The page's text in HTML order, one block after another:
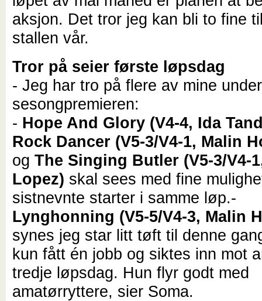
aksjon. Det tror jeg kan bli to fine
stallen vår.
Tror på seier første løpsdag
- Jeg har tro på flere av mine under
sesongpremieren:
- Hope And Glory (V4-4, Ida
Rock Dancer (V5-3/V4-1, Malin
ogThe Singing Butler (V5-3/V4-
Lopez) skal sees med fine
sistnevnte starter i samme løp.-
Lynghonning (V5-5/V4-3, Malin
synes jeg star litt tøft til denne
kun fått én jobb og siktes inn mot
tredje løpsdag. Hun flyr godt med
amatørryttere, sier Soma.